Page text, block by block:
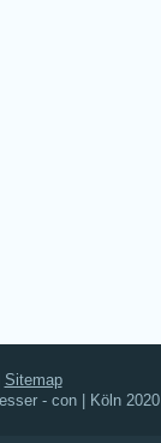
Sitemap
- con | Köln 2020